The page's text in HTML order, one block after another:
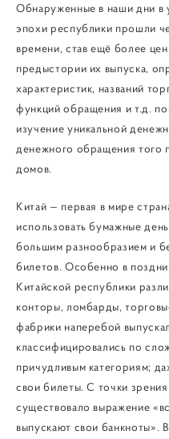
Обнаруженные в наши дни в
эпохи республики прошли
времени, став ещё более
предыстории их выпуска,
характеристик, названий
функций обращения и т.д.
изучение уникальной
денежного обращения того
домов.
Китай — первая в мире
использовать бумажные
большим разнообразием и
билетов. Особенно в
Китайской республики
конторы, ломбарды,
фабрики наперебой
классифицировались по
причудливым категориям;
свои билеты. С точки
существовало выражение
выпускают свои банкноты».